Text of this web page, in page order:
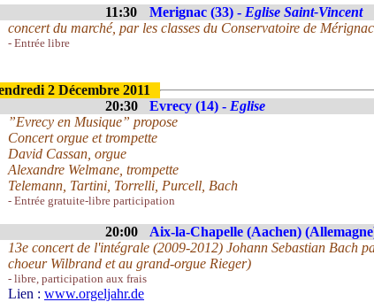
11:30 Merignac (33) - Eglise Saint-Vincent
concert du marché, par les classes du Conservatoire de
- Entrée libre
2 Décembre 2011
20:30
Evrecy (14) - Eglise
”Evrecy en Musique” propose
Concert orgue et trompette
David Cassan, orgue
Alexandre Welmane, trompette
Telemann, Tartini, Torrelli, Purcell, Bach
- Entrée gratuite-libre participation
20:00 Aix-la-Chapelle (Aachen)
13e concert de l'intégrale (2009-2012) Johann Sebastian Bach
choeur Wilbrand et au grand-orgue Rieger)
- libre, participation aux frais
Lien : www.orgeljahr.de